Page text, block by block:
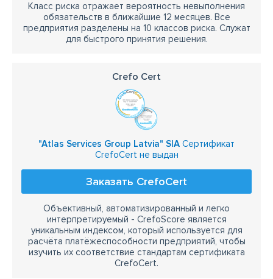
Класс риска отражает вероятность невыполнения
обязательств в ближайшие 12 месяцев. Все
предприятия разделены на 10 классов риска. Служат
для быстрого принятия решения.
Crefo Cert
"Atlas Services Group Latvia" SIA Сертификат
CrefoCert не выдан
Заказать CrefoCert
Объективный, автоматизированный и легко
интерпретируемый - CrefoScore является
уникальным индексом, который используется для
расчёта платёжеспособности предприятий, чтобы
изучить их соответствие стандартам сертификата
CrefoCert.